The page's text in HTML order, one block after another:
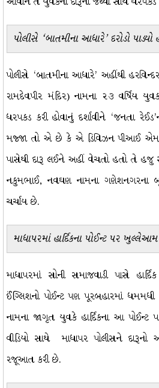
પોલીસે ‘બાતમીના આધારે’ દરોડો પાડ્યો
પોલીસે ‘બાતમીના આધારે’ અહીંથી
રામદેવપીર મંદિર) નામના ૨૩ વર્ષિય
ધરપકડ કરી હોવાનું દર્શાવીને ‘જનતા
મજ્જા તો એ છે કે એ ડિવિઝન પીઆઈ
પાસેથી દારૂ લઈને અહીં વેચતો હતો તે હજુ
નકુમભાઈ, નવઘણ નામના
ચર્ચાય છે.
માધાપરમાં હાર્દિકના પોઈન્ટ પર
માધાપરમાં સોની સમાજવાડી પાસે
ઈંગ્લિશનો પોઈન્ટ પણ પૂરબહારમાં ધમમધી
નામના જાગૃત યુવકે હાર્દિકના આ
વીડિયો સાથે માધાપર પોલીસને
રજૂઆત કરી છે.